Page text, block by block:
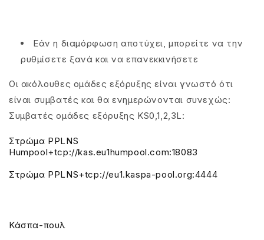
Εάν η διαμόρφωση αποτύχει, μπορείτε να την
ρυθμίσετε ξανά και να επανεκκινήσετε
Οι ακόλουθες ομάδες εξόρυξης είναι γνωστό ότι
είναι συμβατές και θα ενημερώνονται συνεχώς:
Συμβατές ομάδες εξόρυξης KS0,1,2,3L:
Στρώμα PPLNS
Humpool+tcp://kas.eu1humpool.com:18083
Στρώμα PPLNS+tcp://eu1.kaspa-pool.org:4444
Κάσπα-πουλ